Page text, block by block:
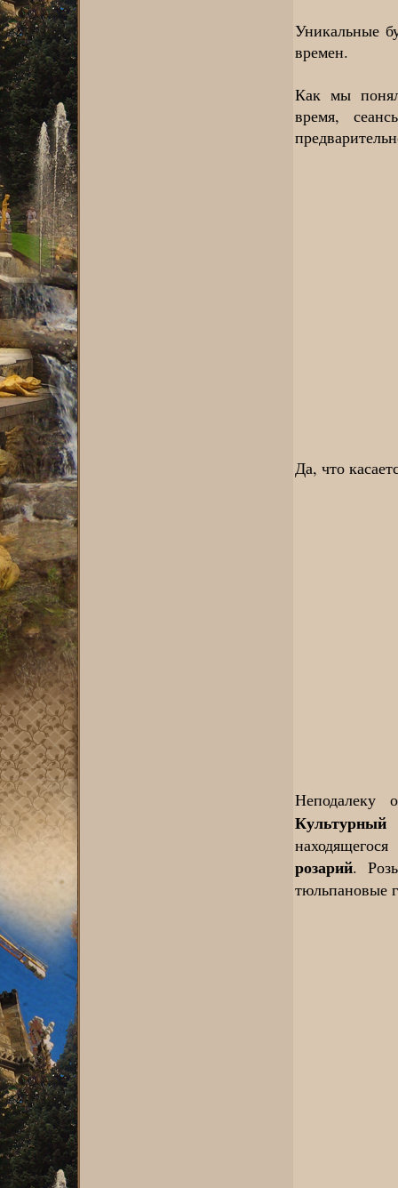
Уникальные
времен.
Как мы
время,
Да, что
розарий.
тюльпановые